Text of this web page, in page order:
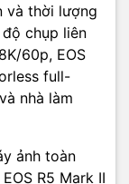
và thời lượng
chụp liên
60p, EOS
full-
nhà làm
ảnh toàn
R5 Mark II